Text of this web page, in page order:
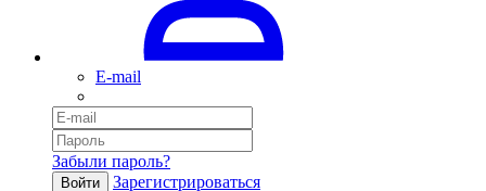
E-mail
Забыли пароль?
Войти Зарегистрироваться